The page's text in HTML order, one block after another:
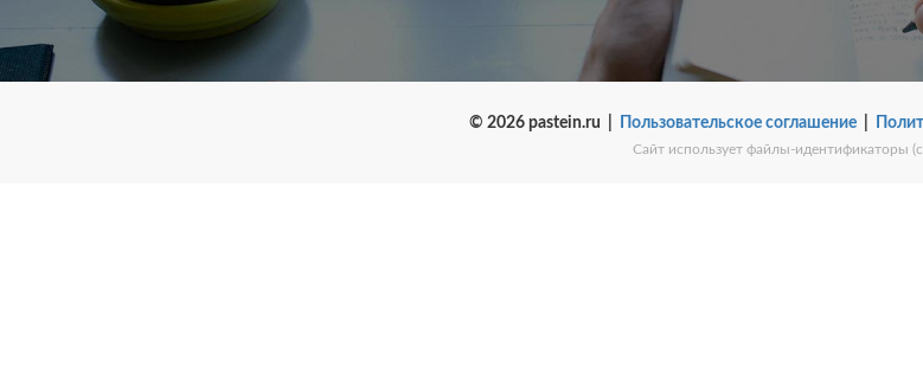
© 2026 pastein.ru | Пользовательское соглашение|
Сайт использует файлы-идентификаторы